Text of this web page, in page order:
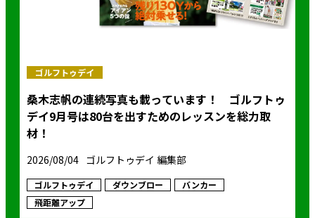
ゴルフトゥデイ
桑木志帆の連続写真も載っています！ ゴルフトゥ
デイ9月号は80台を出すためのレッスンを総力取
材！
2026/08/04 ゴルフトゥデイ 編集部
ゴルフトゥデイ ダウンブロー
バンカー
飛距離アップ